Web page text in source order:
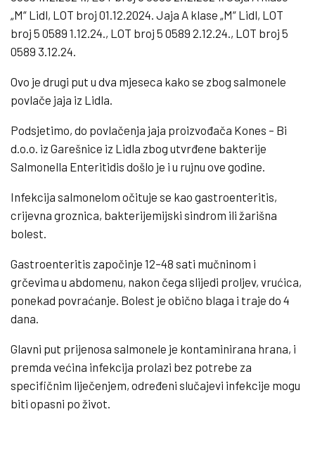
„M“ Lidl, LOT broj 01.12.2024. Jaja A klase „M“ Lidl, LOT
broj 5 0589 1.12.24., LOT broj 5 0589 2.12.24., LOT broj 5
0589 3.12.24.
Ovo je drugi put u dva mjeseca kako se zbog salmonele
povlače jaja iz Lidla.
Podsjetimo, do povlačenja jaja proizvođača Kones – Bi
d.o.o. iz Garešnice iz Lidla zbog utvrđene bakterije
Salmonella Enteritidis došlo je i u rujnu ove godine.
Infekcija salmonelom očituje se kao gastroenteritis,
crijevna groznica, bakterijemijski sindrom ili žarišna
bolest.
Gastroenteritis započinje 12–48 sati mučninom i
grčevima u abdomenu, nakon čega slijedi proljev, vrućica,
ponekad povraćanje. Bolest je obično blaga i traje do 4
dana.
Glavni put prijenosa salmonele je kontaminirana hrana, i
premda većina infekcija prolazi bez potrebe za
specifičnim liječenjem, određeni slučajevi infekcije mogu
biti opasni po život.